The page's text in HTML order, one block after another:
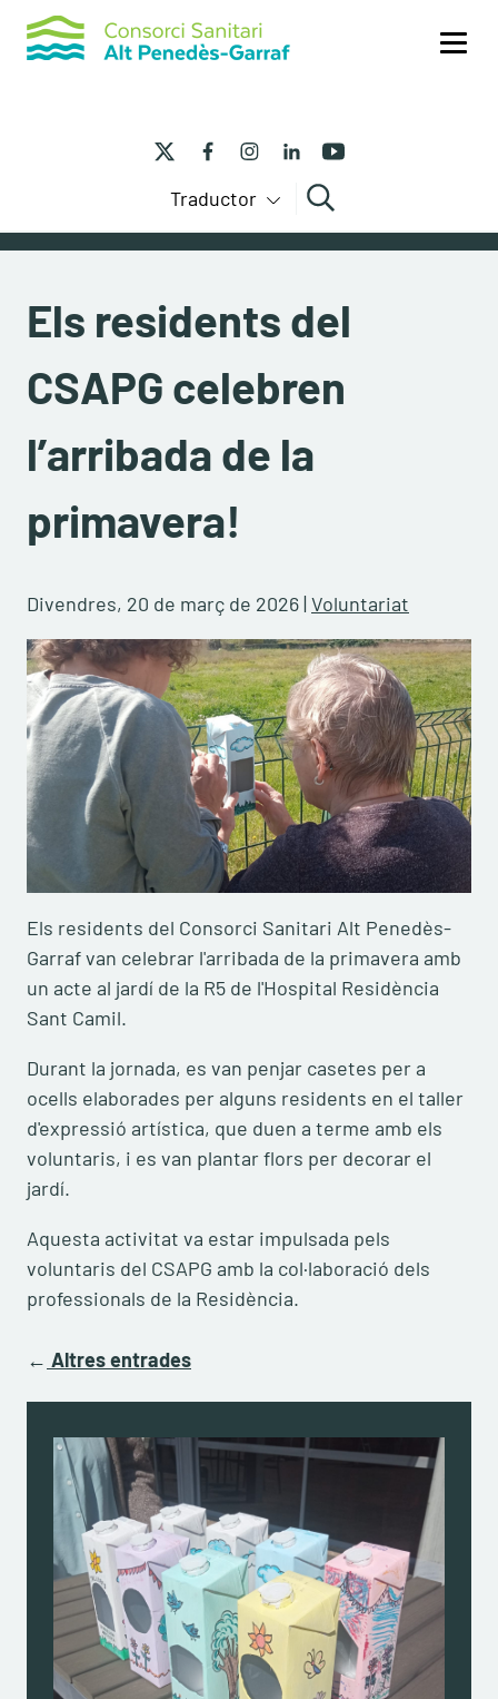
Traductor Cercar
Els residents del
CSAPG celebren
l’arribada de la
primavera!
Divendres, 20 de març de 2026|Voluntariat
Els residents del Consorci Sanitari Alt Penedès-
Garraf van celebrar l'arribada de la primavera amb
un acte al jardí de la R5 de l'Hospital Residència
Sant Camil.
Durant la jornada, es van penjar casetes per a
ocells elaborades per alguns residents en el taller
d'expressió artística, que duen a terme amb els
voluntaris, i es van plantar flors per decorar el
jardí.
Aquesta activitat va estar impulsada pels
voluntaris del CSAPG amb la col·laboració dels
professionals de la Residència.
← Altres entrades